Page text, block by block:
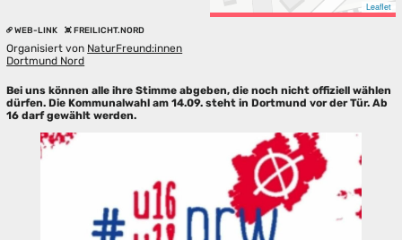
Leaflet
WEB-LINK FREILICHT.NORD
Organisiert von NaturFreund:innen
Dortmund Nord
Bei uns können alle ihre Stimme abgeben, die noch nicht offiziell wählen
dürfen. Die Kommunalwahl am 14.09. steht in Dortmund vor der Tür. Ab
16 darf gewählt werden.